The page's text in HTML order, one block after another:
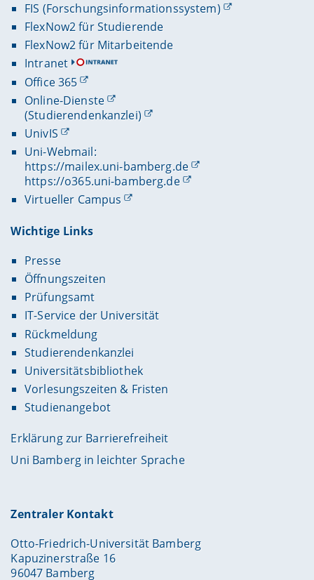
FIS (Forschungsinformationssystem)
FlexNow2 für Studierende
FlexNow2 für Mitarbeitende
Intranet
Office 365
Online-Dienste
(Studierendenkanzlei)
UnivIS
Uni-Webmail:
https://mailex.uni-bamberg.de
https://o365.uni-bamberg.de
Virtueller Campus
Wichtige Links
Presse
Öffnungszeiten
Prüfungsamt
IT-Service der Universität
Rückmeldung
Studierendenkanzlei
Universitätsbibliothek
Vorlesungszeiten & Fristen
Studienangebot
Erklärung zur Barrierefreiheit
Uni Bamberg in leichter Sprache
Zentraler Kontakt
Otto-Friedrich-Universität Bamberg
Kapuzinerstraße 16
96047 Bamberg